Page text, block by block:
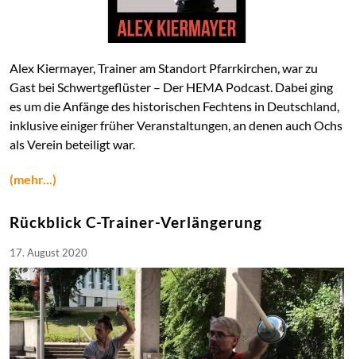
Abgeschlossen wird die Trainingseinheit durch freies
Fechten und Üben, bei dem das Erlernte in die Praxis
Von Zeit zu Zeit veranstalten wir Seminare zu einem
bestimmten Schwerpunktthema. Dabei werden auch
ausgefallenere Themen wie Duellsäbel oder
Spazierstockkampf behandelt.
UnserYoutube-Kanal
Da in Kleingruppe trainiert wird, sind Anfänger jederzeit
willkommen. Interessenten werden gebeten, sich vorher
kurz bei Alexander Kiermayer anzumelden (zum
Kontaktformular). Für ein erstes Probetraining benötigt
Ihr nur Sportkleidung, Hallenschuhe und Spaß an der
Sache.
Alex Kiermayer, Trainer am Standort Pfarrkirchen, war zu
Gast bei Schwertgeflüster – Der HEMA Podcast. Dabei ging
es um die Anfänge des historischen Fechtens in Deutschland,
inklusive einiger früher Veranstaltungen, an denen auch Ochs
als Verein beteiligt war.
(mehr...)
Rückblick C-Trainer-Verlängerung
17. August 2020